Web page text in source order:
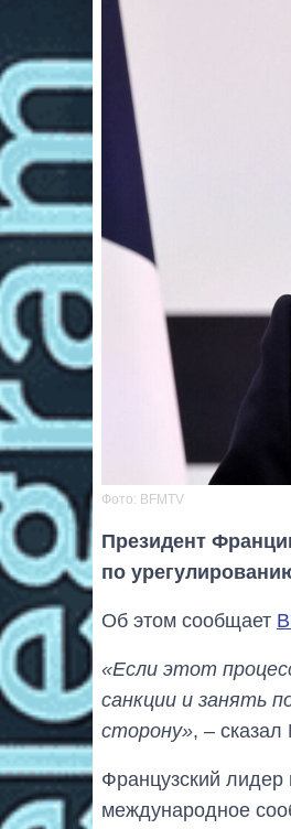
Фото: BFMTV
Президент
по
Об этом сообщает
«Если этот
санкции и занять
сторону», –
Французский лидер
международное